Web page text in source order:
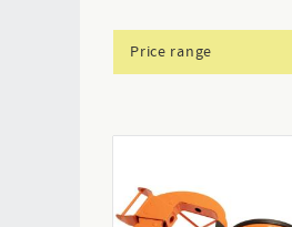
Price range